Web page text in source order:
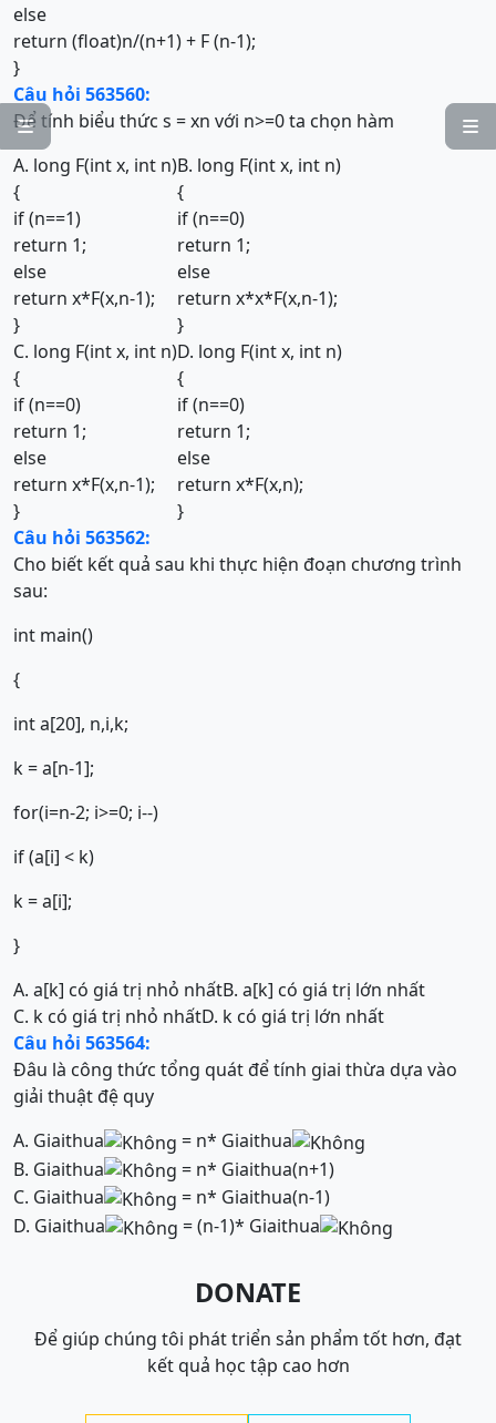


else
return (float)n/(n+1) + F (n-1);
}
Câu hỏi 563560:
Để tính biểu thức s = xn với n>=0 ta chọn hàm
A. long F(int x, int n)
{
if (n==1)
return 1;
else
return x*F(x,n-1);
}
B. long F(int x, int n)
{
if (n==0)
return 1;
else
return x*x*F(x,n-1);
}
C. long F(int x, int n)
{
if (n==0)
return 1;
else
return x*F(x,n-1);
}
D. long F(int x, int n)
{
if (n==0)
return 1;
else
return x*F(x,n);
}
Câu hỏi 563562:
Cho biết kết quả sau khi thực hiện đoạn chương trình
sau:
int main()
{
int a[20], n,i,k;
k = a[n-1];
for(i=n-2; i>=0; i--)
if (a[i] < k)
k = a[i];
}
A. a[k] có giá trị nhỏ nhấtB. a[k] có giá trị lớn nhất
C. k có giá trị nhỏ nhấtD. k có giá trị lớn nhất
Câu hỏi 563564:
Đâu là công thức tổng quát để tính giai thừa dựa vào
giải thuật đệ quy
A. Giaithua
= n* Giaithua
B. Giaithua
= n* Giaithua(n+1)
C. Giaithua
= n* Giaithua(n-1)
D. Giaithua
= (n-1)* Giaithua
DONATE
Để giúp chúng tôi phát triển sản phẩm tốt hơn, đạt
kết quả học tập cao hơn